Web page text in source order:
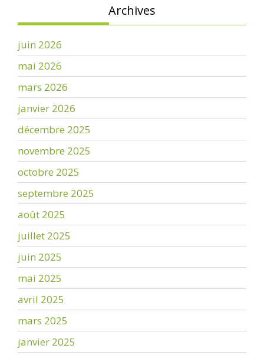
Archives
juin 2026
mai 2026
mars 2026
janvier 2026
décembre 2025
novembre 2025
octobre 2025
septembre 2025
août 2025
juillet 2025
juin 2025
mai 2025
avril 2025
mars 2025
janvier 2025